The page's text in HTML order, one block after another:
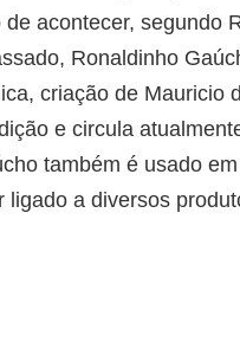
acontecer, segundo
Ronaldinho
criação de Mauricio
e circula
também é usado
ligado a diversos